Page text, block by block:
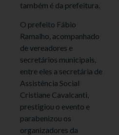
também é da prefeitura.
O prefeito Fábio
Ramalho, acompanhado
de vereadores e
secretários municipais,
entre eles a secretária de
Assistência Social
Cristiane Cavalcanti,
prestigiou o evento e
parabenizou os
organizadores da